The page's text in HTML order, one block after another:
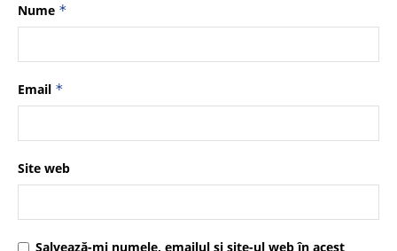
Nume *
Email *
Site web
Salvează-mi numele, emailul și site-ul web în acest